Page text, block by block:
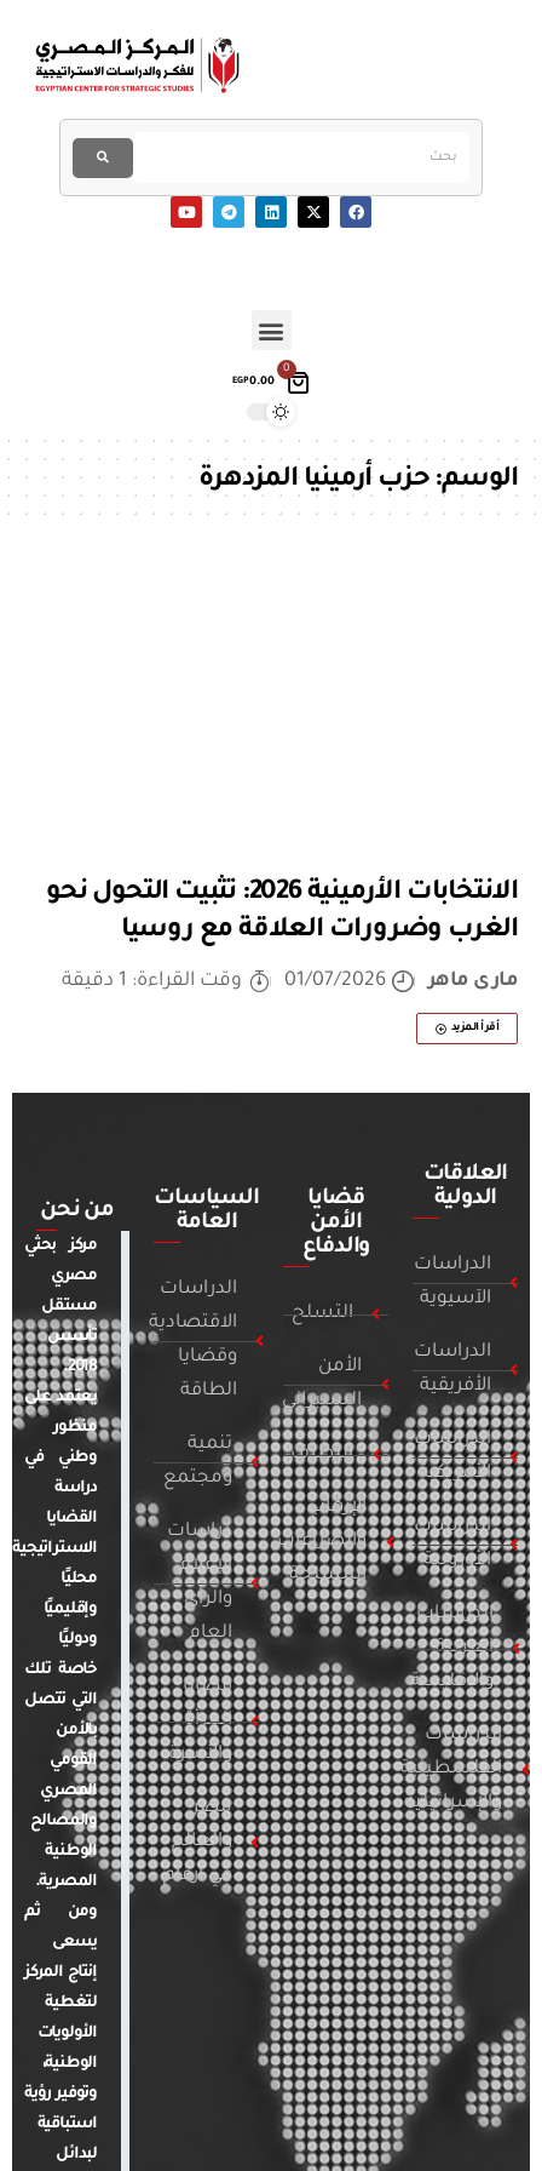
0
EGP0.00
الوسم:حزب أرمينيا المزدهرة
الانتخابات الأرمينية 2026: تثبيت التحول نحو
الغرب وضرورات العلاقة مع روسيا
مارى ماهر 01/07/2026 وقت القراءة: 1 دقيقة
أقرأ المزيد
العلاقات
الدولية
الدراسات
الآسيوية
الدراسات
الأفريقية
الدراسات
الأمريكية
الدراسات
الأوروبية
الدراسات
العربية
والإقليمية
الدراسات
الفلسطينية
والإسرائيلية
قضايا
الأمن
والدفاع
التسلح
الأمن
السيبراني
التطرف
الإرهاب
والصراعات
المسلحة
السياسات
العامة
الدراسات
الاقتصادية
وقضايا
الطاقة
تنمية
ومجتمع
دراسات
الإعلام
والرأي
العام
قضايا
المرأة
والأسرة
مصر
والعالم
في أرقام
من نحن
مركز بحثي
مصري
مستقل
تأسس
2018.
يعتمد على
منظور
وطني في
دراسة
القضايا
الاستراتيجية
محليًا
وإقليميًا
ودوليًا
خاصة تلك
التي تتصل
بالأمن
القومي
المصري
والمصالح
الوطنية
المصرية.
ومن ثم
يسعى
إنتاج المركز
لتغطية
الأولويات
الوطنية،
وتوفير رؤية
استباقية
لبدائل